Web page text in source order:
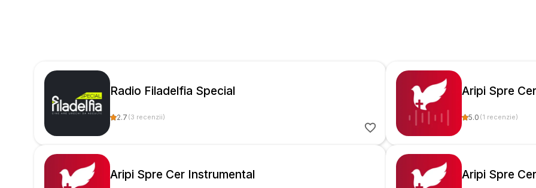
Radio Filadelfia Special
2.7 (3 recenzii)
Aripi Spre Cer
5.0 (1 recenzie)
Aripi Spre Cer Instrumental Aripi Spre